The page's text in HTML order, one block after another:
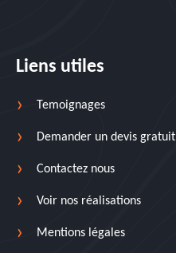
Liens utiles
Temoignages
Demander un devis gratuit
Contactez nous
Voir nos réalisations
Mentions légales